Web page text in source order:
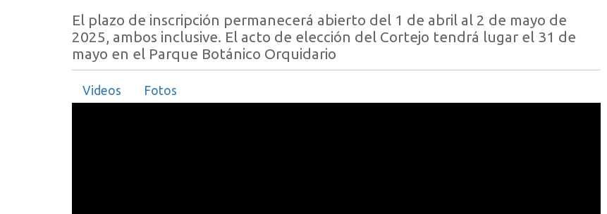
El plazo de inscripción permanecerá abierto del 1 de abril al 2 de mayo de
2025, ambos inclusive. El acto de elección del Cortejo tendrá lugar el 31 de
mayo en el Parque Botánico Orquidario
Videos Fotos